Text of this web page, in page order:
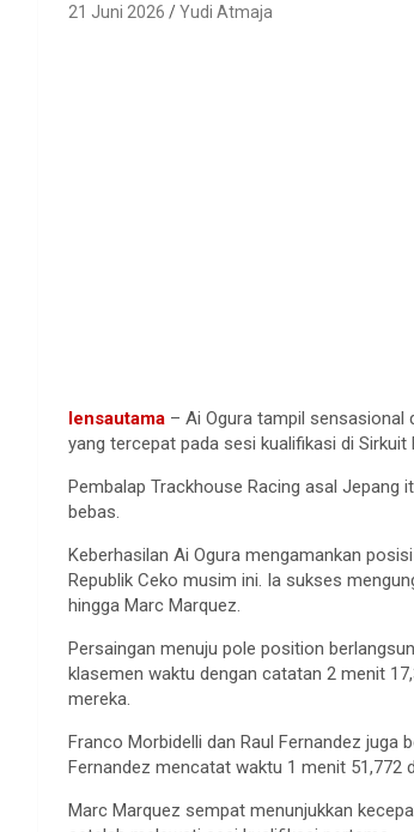
21 Juni 2026 Yudi Atmaja
lensautama – Ai Ogura tampil sensasional
yang tercepat pada sesi kualifikasi di
Pembalap Trackhouse Racing asal
bebas.
Keberhasilan Ai Ogura mengamankan
Republik Ceko musim ini. Ia sukses
hingga Marc Marquez.
Persaingan menuju pole position
klasemen waktu dengan catatan 2 menit
mereka.
Franco Morbidelli dan Raul Fernandez juga
Fernandez mencatat waktu 1 menit 51,772
Marc Marquez sempat menunjukkan